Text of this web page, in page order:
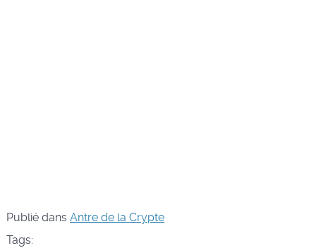
Publié dans Antre de la Crypte
Tags: